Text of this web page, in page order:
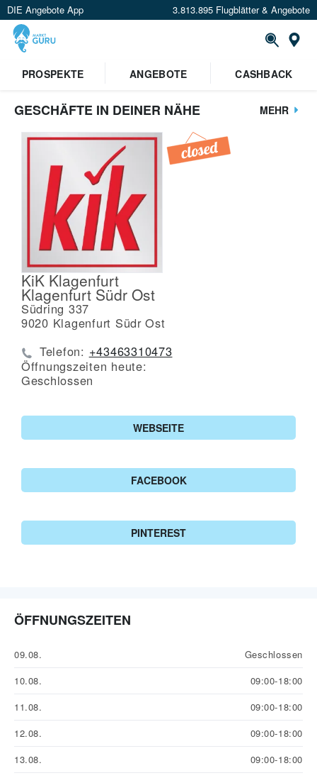
DIE Angebote App 3.813.895 Flugblätter & Angebote
PROSPEKTE
ANGEBOTE CASHBACK
GESCHÄFTE IN DEINER NÄHE MEHR
KiK Klagenfurt
Klagenfurt Südr Ost
Südring 337
9020 Klagenfurt Südr Ost
Telefon: +43463310473
Öffnungszeiten heute:
Geschlossen
WEBSEITE
FACEBOOK
PINTEREST
ÖFFNUNGSZEITEN
09.08.
Geschlossen
10.08.
09:00-18:00
11.08.
09:00-18:00
12.08.
09:00-18:00
13.08.
09:00-18:00